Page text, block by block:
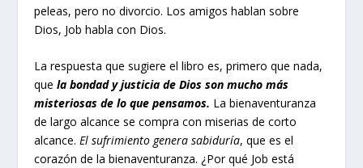
peleas, pero no divorcio. Los amigos hablan sobre
Dios, Job habla con Dios.
La respuesta que sugiere el libro es, primero que nada,
quela bondad y justicia de Dios son mucho más
misteriosas de lo que pensamos. La bienaventuranza
de largo alcance se compra con miserias de corto
alcance.El sufrimiento genera sabiduría, que es el
corazón de la bienaventuranza. ¿Por qué Job está